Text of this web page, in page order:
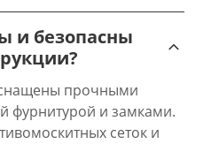
и безопасны
прочными
фурнитурой и замками.
сеток и